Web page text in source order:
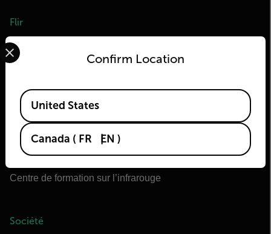
Flir
À propos de Flir
Teledyne FLIR Defense
OEM Teledyne FLIR
Flir Marine
Extech
Centre de formation sur l’infrarouge
Société
Confirm Location
Select your preferred country and language from the
Available Locations
United States
Canada ( FR EN )